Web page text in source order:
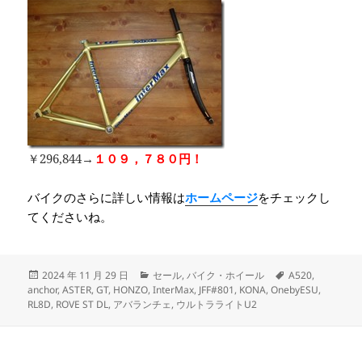
￥296,844→ １０９，７８０円！
バイクのさらに詳しい情報はホームページをチェックし
てくださいね。
投
稿
日:
2024 年 11 月 29 日
カ
テ
ゴ
セール,バイク・ホイール
タ
グ
A520,
anchor,ASTER,GT, HONZO,InterMax, JFF#801, KONA,OnebyESU,
RL8D, ROVE ST DL, アバランチェ, ウルトラライトU2